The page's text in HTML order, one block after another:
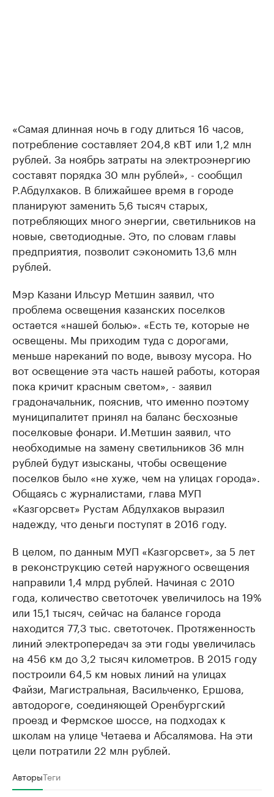
«Самая длинная ночь в году длиться 16 часов,
потребление составляет 204,8 кВТ или 1,2 млн
рублей. За ноябрь затраты на электроэнергию
составят порядка 30 млн рублей», - сообщил
Р.Абдулхаков. В ближайшее время в городе
планируют заменить 5,6 тысяч старых,
потребляющих много энергии, светильников на
новые, светодиодные. Это, по словам главы
предприятия, позволит сэкономить 13,6 млн
рублей.
Мэр Казани Ильсур Метшин заявил, что
проблема освещения казанских поселков
остается «нашей болью». «Есть те, которые не
освещены. Мы приходим туда с дорогами,
меньше нареканий по воде, вывозу мусора. Но
вот освещение эта часть нашей работы, которая
пока кричит красным светом», - заявил
градоначальник, пояснив, что именно поэтому
муниципалитет принял на баланс бесхозные
поселковые фонари. И.Метшин заявил, что
необходимые на замену светильников 36 млн
рублей будут изысканы, чтобы освещение
поселков было «не хуже, чем на улицах города».
Общаясь с журналистами, глава МУП
«Казгорсвет» Рустам Абдулхаков выразил
надежду, что деньги поступят в 2016 году.
В целом, по данным МУП «Казгорсвет», за 5 лет
в реконструкцию сетей наружного освещения
направили 1,4 млрд рублей. Начиная с 2010
года, количество светоточек увеличилось на 19%
или 15,1 тысяч, сейчас на балансе города
находится 77,3 тыс. светоточек. Протяженность
линий электропередач за эти годы увеличилась
на 456 км до 3,2 тысяч километров. В 2015 году
построили 64,5 км новых линий на улицах
Файзи, Магистральная, Васильченко, Ершова,
автодороге, соединяющей Оренбургский
проезд и Фермское шоссе, на подходах к
школам на улице Четаева и Абсалямова. На эти
цели потратили 22 млн рублей.
АвторыТеги